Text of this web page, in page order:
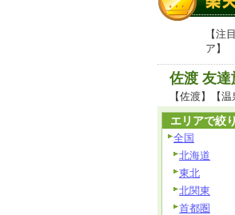
【注
ア】
佐渡 友達
【佐渡】【
エリアで絞
全国
北海道
東北
北関東
首都圏